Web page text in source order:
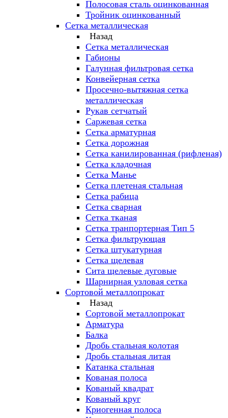
Полосовая сталь оцинкованная
Тройник оцинкованный
Сетка металлическая
Назад
Сетка металлическая
Габионы
Галунная фильтровая сетка
Конвейерная сетка
Просечно-вытяжная сетка
металлическая
Рукав сетчатый
Саржевая сетка
Сетка арматурная
Сетка дорожная
Сетка канилированная (рифленая)
Сетка кладочная
Сетка Манье
Сетка плетеная стальная
Сетка рабица
Сетка сварная
Сетка тканая
Сетка транпортерная Тип 5
Сетка фильтрующая
Сетка штукатурная
Сетка щелевая
Сита щелевые дуговые
Шарнирная узловая сетка
Сортовой металлопрокат
Назад
Сортовой металлопрокат
Арматура
Балка
Дробь стальная колотая
Дробь стальная литая
Катанка стальная
Кованая полоса
Кованый квадрат
Кованый круг
Криогенная полоса